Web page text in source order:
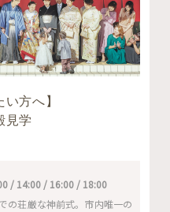
方へ】
見学
/ 14:00 / 16:00 / 18:00
の荘厳な神前式。市内唯一の